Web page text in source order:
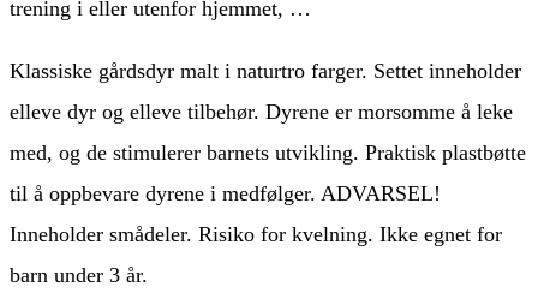
trening i eller utenfor hjemmet, …
Klassiske gårdsdyr malt i naturtro farger. Settet inneholder
elleve dyr og elleve tilbehør. Dyrene er morsomme å leke
med, og de stimulerer barnets utvikling. Praktisk plastbøtte
til å oppbevare dyrene i medfølger. ADVARSEL!
Inneholder smådeler. Risiko for kvelning. Ikke egnet for
barn under 3 år.